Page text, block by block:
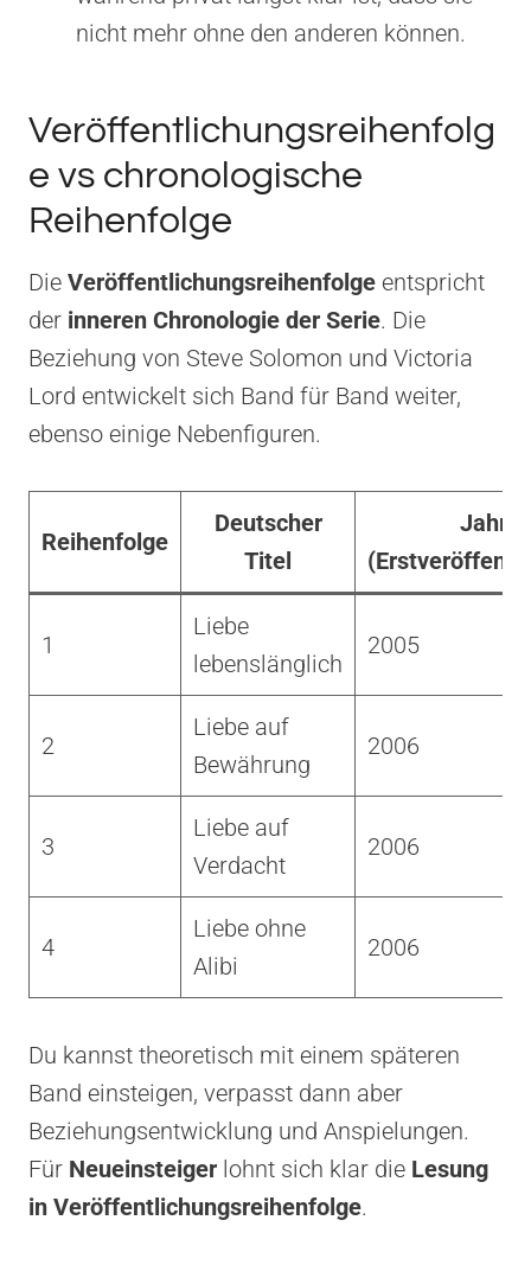
nicht mehr ohne den anderen können.
Veröffentlichungsreihenfolg
e vs chronologische
Reihenfolge
Die Veröffentlichungsreihenfolge entspricht
der inneren Chronologie der Serie. Die
Beziehung von Steve Solomon und Victoria
Lord entwickelt sich Band für Band weiter,
ebenso einige Nebenfiguren.
Reihenfolge
Deutscher
Titel
Jahr
1
Liebe
lebenslänglich
2005
2
Liebe auf
Bewährung
2006
3
Liebe auf
Verdacht
2006
4
Liebe ohne
Alibi
2006
Du kannst theoretisch mit einem späteren
Band einsteigen, verpasst dann aber
Beziehungsentwicklung und Anspielungen.
Für Neueinsteiger lohnt sich klar die Lesung
in Veröffentlichungsreihenfolge.